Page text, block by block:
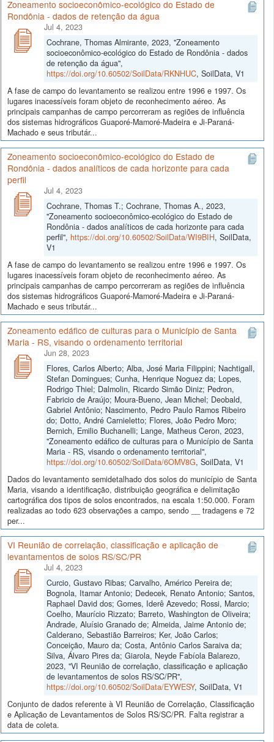
Zoneamento socioeconômico-ecológico do Estado de
Rondônia - dados de retenção da água
Jul 4, 2023
Cochrane, Thomas Almirante, 2023, "Zoneamento
socioeconômico-ecológico do Estado de Rondônia - dados
de retenção da água",
https://doi.org/10.60502/SoilData/RKNHUC, SoilData, V1
A fase de campo do levantamento se realizou entre 1996 e 1997. Os
lugares inacessíveis foram objeto de reconhecimento aéreo. As
principais campanhas de campo percorreram as regiões de influência
dos sistemas hidrográficos Guaporé-Mamoré-Madeira e Ji-Paraná-
Machado e seus tributár...
Zoneamento socioeconômico-ecológico do Estado de
Rondônia - dados analíticos de cada horizonte para cada
perfil
Jul 4, 2023
Cochrane, Thomas T.; Cochrane, Thomas A., 2023,
"Zoneamento socioeconômico-ecológico do Estado de
Rondônia - dados analíticos de cada horizonte para cada
perfil", https://doi.org/10.60502/SoilData/WI9BIH, SoilData,
V1
A fase de campo do levantamento se realizou entre 1996 e 1997. Os
lugares inacessíveis foram objeto de reconhecimento aéreo. As
principais campanhas de campo percorreram as regiões de influência
dos sistemas hidrográficos Guaporé-Mamoré-Madeira e Ji-Paraná-
Machado e seus tributár...
Zoneamento edáfico de culturas para o Município de Santa
Maria - RS, visando o ordenamento territorial
Jun 28, 2023
Flores, Carlos Alberto; Alba, José Maria Filippini; Nachtigall,
Stefan Domingues; Cunha, Henrique Noguez da; Lopes,
Rodrigo Thiel; Dalmolin, Ricardo Simão Diniz; Pedron,
Fabricio de Araújo; Moura-Bueno, Jean Michel; Deobald,
Gabriel Antônio; Nascimento, Pedro Paulo Ramos Ribeiro
do; Dotto, André Carnieletto; Flores, João Pedro Moro;
Bernich, Emilio Buchanelli; Lange, Matheus Ceron, 2023,
"Zoneamento edáfico de culturas para o Município de Santa
Maria - RS, visando o ordenamento territorial",
https://doi.org/10.60502/SoilData/6OMV8G, SoilData, V1
Dados do levantamento semidetalhado dos solos do município de Santa
Maria, visando a identificação, distribuição geográfica e delimitação
cartográfica dos tipos de solos encontrados, na escala 1:50.000. Foram
realizadas ao todo 623 observações a campo, sendo __ tradagens e 72
per...
VI Reunião de correlação, classificação e aplicação de
levantamentos de solos RS/SC/PR
Jul 4, 2023
Curcio, Gustavo Ribas; Carvalho, Américo Pereira de;
Bognola, Itamar Antonio; Dedecek, Renato Antonio; Santos,
Raphael David dos; Gomes, Iderê Azevedo; Rossi, Marcio;
Coelho, Maurício Rizzato; Barreto, Washington de Oliveira;
Andrade, Aluísio Granado de; Almeida, Jaime Antonio de;
Calderano, Sebastião Barreiros; Ker, João Carlos;
Conceição, Mauro da; Costa, Antônio Carlos Saraiva da;
Silva, Álvaro Pires da; Giarola, Neyde Fabíola Balarezo,
2023, "VI Reunião de correlação, classificação e aplicação
de levantamentos de solos RS/SC/PR",
https://doi.org/10.60502/SoilData/EYWESY, SoilData, V1
Conjunto de dados referente à VI Reunião de Correlação, Classificação
e Aplicação de Levantamentos de Solos RS/SC/PR. Falta registrar a
data de coleta.